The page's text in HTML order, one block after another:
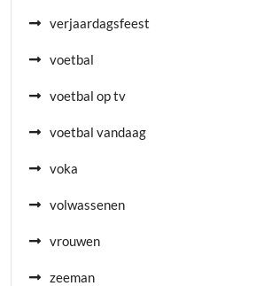
verjaardagsfeest
voetbal
voetbal op tv
voetbal vandaag
voka
volwassenen
vrouwen
zeeman